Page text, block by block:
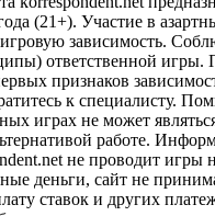
(21+). Участие в
зависимость.
ответственной игры.
признаков
к специалисту.
играх не может
работе.
не проводит игры
деньги, сайт не
ставок и других